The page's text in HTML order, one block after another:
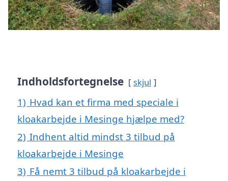
Indholdsfortegnelse skjul
1) Hvad kan et firma med speciale i
kloakarbejde i Mesinge hjælpe med?
2) Indhent altid mindst 3 tilbud på
kloakarbejde i Mesinge
3) Få nemt 3 tilbud på kloakarbejde i